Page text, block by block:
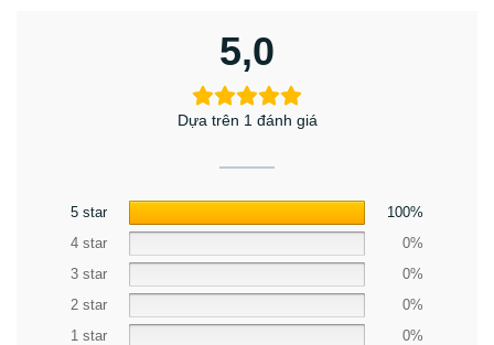
5,0
Dựa trên 1 đánh giá
5 star
100%
4 star
0%
3 star
0%
2 star
0%
1 star
0%